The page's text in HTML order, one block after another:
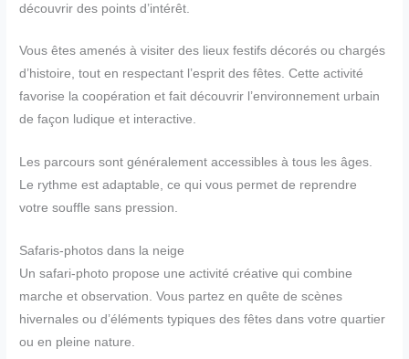
découvrir des points d’intérêt.
Vous êtes amenés à visiter des lieux festifs décorés ou chargés
d’histoire, tout en respectant l’esprit des fêtes. Cette activité
favorise la coopération et fait découvrir l’environnement urbain
de façon ludique et interactive.
Les parcours sont généralement accessibles à tous les âges.
Le rythme est adaptable, ce qui vous permet de reprendre
votre souffle sans pression.
Safaris-photos dans la neige
Un safari-photo propose une activité créative qui combine
marche et observation. Vous partez en quête de scènes
hivernales ou d’éléments typiques des fêtes dans votre quartier
ou en pleine nature.